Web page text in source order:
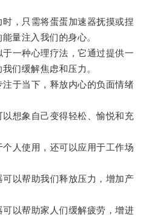
，只需将蛋蛋加速器抚摸或捏
量注入我们的身心。
一种心理疗法，它通过提供一
们缓解焦虑和压力。
于当下，释放内心的负面情绪
想象自己变得轻松、愉悦和充
人使用，还可以应用于工作场
以帮助我们释放压力，增加产
以帮助家人们缓解疲劳，增进